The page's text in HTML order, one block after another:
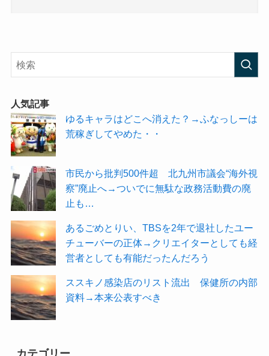
人気記事
ゆるキャラはどこへ消えた？→ふなっしーは
荒稼ぎしてやめた・・
市民から批判500件超 北九州市議会“海外視
察”廃止へ→ついでに無駄な政務活動費の廃
止も…
あるごめとりい、TBSを2年で退社したユー
チューバーの正体→クリエイターとしても経
営者としても有能だったんだろう
ススキノ感染店のリスト流出 保健所の内部
資料→本来公表すべき
カテゴリー